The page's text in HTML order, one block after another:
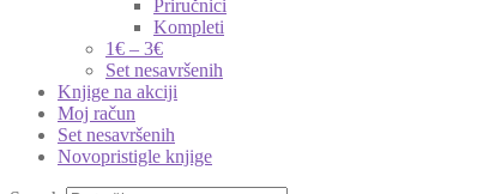
Priručnici
Kompleti
1€ – 3€
Set nesavršenih
Knjige na akciji
Moj račun
Set nesavršenih
Novopristigle knjige